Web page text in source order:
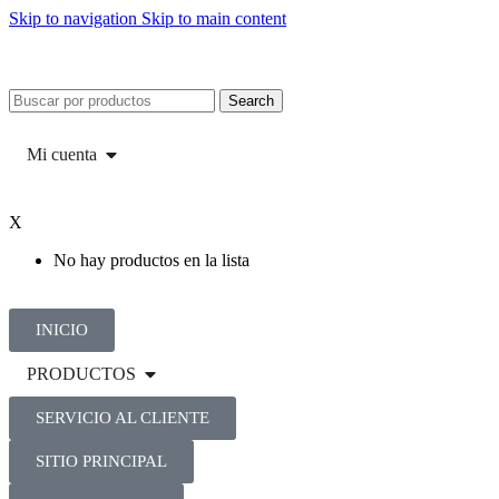
Skip to navigation Skip to main content
Search
Mi cuenta
X
No hay productos en la lista
INICIO
PRODUCTOS
SERVICIO AL CLIENTE
SITIO PRINCIPAL